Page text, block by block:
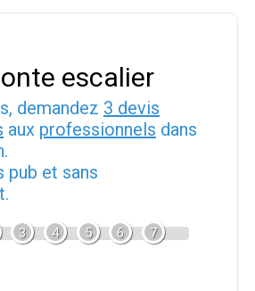
escalier
demandez 3 devis
aux professionnels dans
pub et sans
3 4 5 6 7